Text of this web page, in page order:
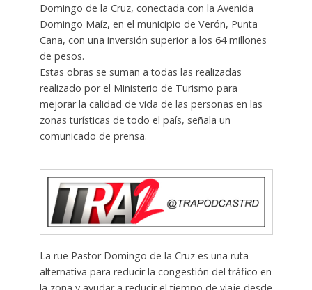
Domingo de la Cruz, conectada con la Avenida
Domingo Maíz, en el municipio de Verón, Punta
Cana, con una inversión superior a los 64 millones
de pesos.
Estas obras se suman a todas las realizadas
realizado por el Ministerio de Turismo para
mejorar la calidad de vida de las personas en las
zonas turísticas de todo el país, señala un
comunicado de prensa.
La rue Pastor Domingo de la Cruz es una ruta
alternativa para reducir la congestión del tráfico en
la zona y ayudar a reducir el tiempo de viaje desde